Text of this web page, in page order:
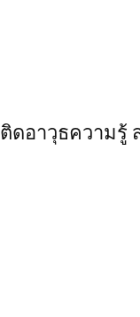
ติดอาวุธความ